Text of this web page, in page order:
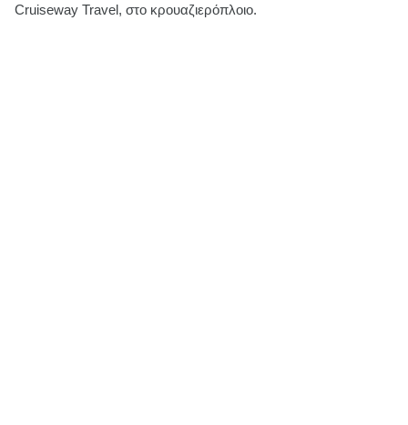
Cruiseway Travel, στο κρουαζιερόπλοιο.